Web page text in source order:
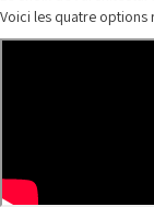
Voici les quatre options